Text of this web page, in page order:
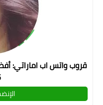
قروب واتس اب اماراتي: